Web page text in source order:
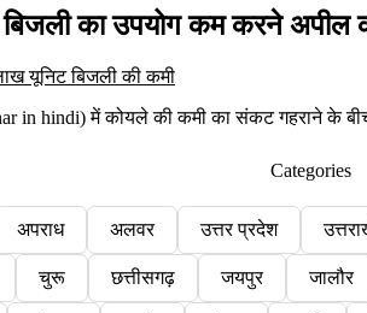
का उपयोग कम करने अपील
in hindi) में कोयले की कमी का संकट गहराने के
Categories
अपराध अलवर उत्तर प्रदेश
चुरू छत्तीसगढ़ जयपुर जालौर